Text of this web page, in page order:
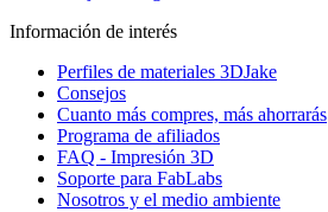
Información de interés
Perfiles de materiales 3DJake
Consejos
Cuanto más compres, más ahorrarás
Programa de afiliados
FAQ - Impresión 3D
Soporte para FabLabs
Nosotros y el medio ambiente